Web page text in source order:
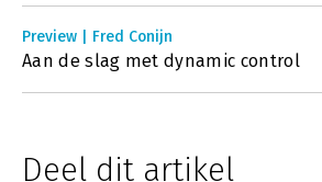
Preview | Fred Conijn
Aan de slag met dynamic control
Deel dit artikel